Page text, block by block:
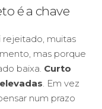
é a chave
muitas
mas porque
baixa. Curto
. Em vez
num prazo